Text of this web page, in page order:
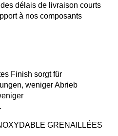
délais de livraison courts
à nos composants
GRENAILLÉES